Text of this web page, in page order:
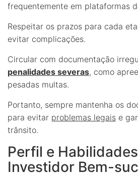
frequentemente em plataformas
Respeitar os prazos para cada
evitar complicações.
Circular com documentação
penalidades severas, como
pesadas multas.
Portanto, sempre mantenha os
para evitar problemas legais e
trânsito.
Perfil e
Investidor Bem-